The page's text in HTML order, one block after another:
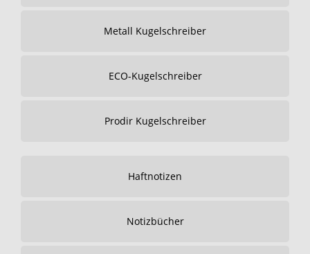
Metall Kugelschreiber
ECO-Kugelschreiber
Prodir Kugelschreiber
Haftnotizen
Notizbücher